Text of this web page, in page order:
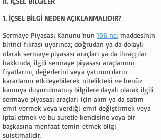
1. İÇSEL BİLGİ NEDEN AÇIKLANMALIDIR?
Sermaye Piyasası Kanunu’nun 106 ncı maddesinin
birinci fıkrası uyarınca; doğrudan ya da dolaylı
olarak sermaye piyasası araçları ya da ihraççılar
hakkında, ilgili sermaye piyasası araçlarının
fiyatlarını, değerlerini veya yatırımcıların
kararlarını etkileyebilecek nitelikteki ve henüz
kamuya duyurulmamış bilgilere dayalı olarak ilgili
sermaye piyasası araçları için alım ya da satım
emri vermek veya verdiği emri değiştirmek veya
iptal etmek ve bu suretle kendisine veya bir
başkasına menfaat temin etmek bilgi
suistimalidir.